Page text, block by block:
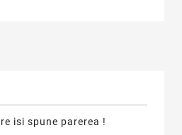
isi spune parerea !